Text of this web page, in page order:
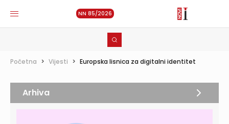
NN 85/2026
Početna > Vijesti > Europska lisnica za digitalni identitet
Arhiva